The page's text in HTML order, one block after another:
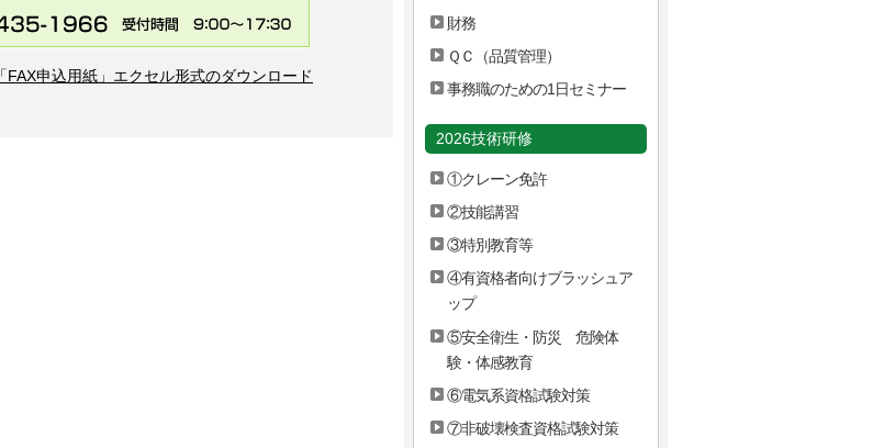
「FAX申込用紙」エクセル形式のダウンロード
財務
ＱＣ（品質管理）
事務職のための1日セミナー
2026技術研修
①クレーン免許
②技能講習
③特別教育等
④有資格者向けブラッシュア
ップ
⑤安全衛生・防災 危険体
験・体感教育
⑥電気系資格試験対策
⑦非破壊検査資格試験対策